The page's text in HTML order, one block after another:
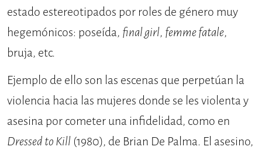
estado estereotipados por roles de género muy
hegemónicos: poseída, final girl, femme fatale,
bruja, etc.
Ejemplo de ello son las escenas que perpetúan la
violencia hacia las mujeres donde se les violenta y
asesina por cometer una infidelidad, como en
Dressed to Kill (1980), de Brian De Palma. El asesino,